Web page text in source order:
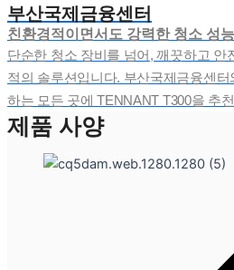
부산국제금융센터
친환경적이면서도 강력한 청소 성
단순한 청소 장비를 넘어, 깨끗하고 안
적의 솔루션입니다. 부산국제금융센
하는 모든 곳에 TENNANT T300을 추
제품 사양